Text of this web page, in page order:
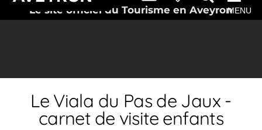
Le site officiel du Tourisme en AveyronMENU
Le Viala du Pas de Jaux -
carnet de visite enfants